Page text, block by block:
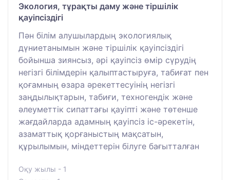
Экология, тұрақты даму және тіршілік
қауіпсіздігі
Пән білім алушылардың экологиялық
дүниетанымын және тіршілік қауіпсіздігі
бойынша зиянсыз, әрі қауіпсіз өмір сүрудің
негізгі білімдерін қалыптастыруға, табиғат пен
қоғамның өзара әрекеттесуінің негізгі
заңдылықтарын, табиғи, техногендік және
әлеуметтік сипаттағы қауіпті және төтенше
жағдайларда адамның қауіпсіз іс-әрекетін,
азаматтық қорғаныстың мақсатын,
құрылымын, міндеттерін білуге бағытталған
Оқу жылы - 1